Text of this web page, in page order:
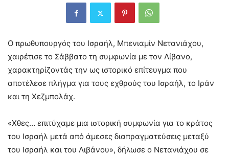
Ο πρωθυπουργός του Ισραήλ, Μπενιαμίν Νετανιάχου,
χαιρέτισε το Σάββατο τη συμφωνία με τον Λίβανο,
χαρακτηρίζοντάς την ως ιστορικό επίτευγμα που
αποτέλεσε πλήγμα για τους εχθρούς του Ισραήλ, το Ιράν
και τη Χεζμπολάχ.
«Χθες… επιτύχαμε μια ιστορική συμφωνία για το κράτος
του Ισραήλ μετά από άμεσες διαπραγματεύσεις μεταξύ
του Ισραήλ και του Λιβάνου», δήλωσε ο Νετανιάχου σε